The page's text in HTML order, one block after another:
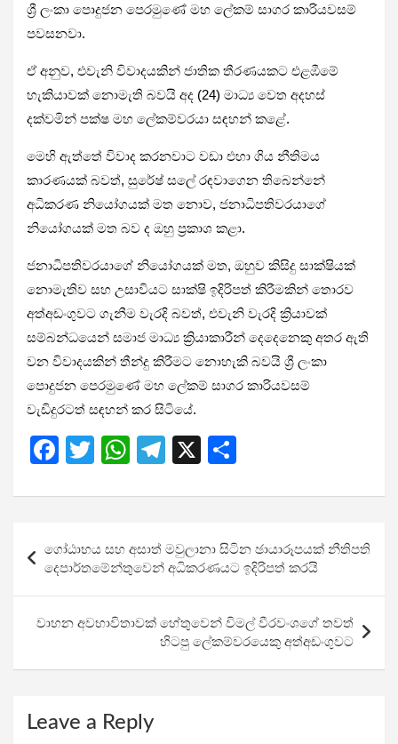
ශ්‍රී ලංකා පොදුජන පෙරමුණේ මහ ලේකම් සාගර කාරියවසම්
පවසනවා.
ඒ අනුව, එවැනි විවාදයකින් ජාතික තීරණයකට එළඹීමේ
හැකියාවක් නොමැති බවයි අද (24) මාධ්‍ය වෙත අදහස්
දක්වමින් පක්ෂ මහ ලේකම්වරයා සඳහන් කළේ.
මෙහි ඇත්තේ විවාද කරනවාට වඩා එහා ගිය නීතිමය
කාරණයක් බවත්, සුරේෂ් සලේ රඳවාගෙන තිබෙන්නේ
අධිකරණ නියෝගයක් මත නොව, ජනාධිපතිවරයාගේ
නියෝගයක් මත බව ද ඔහු ප්‍රකාශ කළා.
ජනාධිපතිවරයාගේ නියෝගයක් මත, ඔහුව කිසිදු සාක්ෂියක්
නොමැතිව සහ උසාවියට සාක්ෂි ඉදිරිපත් කිරීමකින් තොරව
අත්අඩංගුවට ගැනීම වැරදි බවත්, එවැනි වැරදි ක්‍රියාවක්
සම්බන්ධයෙන් සමාජ මාධ්‍ය ක්‍රියාකාරීන් දෙදෙනෙකු අතර ඇති
වන විවාදයකින් තීන්දු කිරීමට නොහැකි බවයි ශ්‍රී ලංකා
පොදුජන පෙරමුණේ මහ ලේකම් සාගර කාරියවසම්
වැඩිදුරටත් සඳහන් කර සිටියේ.
F
ce
b
o
o
k
T
tt
W
at
A
p
p
T
e
gr
a
m
X
ar
e
navigation
ගෝඨාභය සහ අසාත් මවුලානා සිටින ඡායාරූපයක් නීතිපති
දෙපාර්තමේන්තුවෙන් අධිකරණයට ඉදිරිපත් කරයි
වාහන අවභාවිතාවක් හේතුවෙන් විමල් වීරවංශගේ තවත්
හිටපු ලේකම්වරයෙකු අත්අඩංගුවට
Leave a Reply